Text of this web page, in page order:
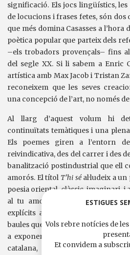
significació. Els jocs lingüístics,
de locucions i frases fetes, són dos
que més domina Casasses a
poètica popular que parteix dels
–els trobadors provençals– fins
del segle XX. Si li sabem a Enric
artística amb Max Jacob i Tristan
reconeixem que les seves
una concepció de l’art, no només
Al llarg d’aquest volum hi
continuïtats temàtiques i una
Els poemes giren a l’entorn
reivindicativa, des del carrer i des
banalització postindustrial que ell
amorós. El títol T’hi séal·ludeix a
poesia oriental, clàssic, imaginari, i
al tu amorós, receptor dels
explícits a Salvat-Papasseit i a
baules que conflueixen en la seva
a exponent de la poesia popular,
catalana, i l’altre com a
ESTIGUES
Vols rebre notícies de
Et convidem a